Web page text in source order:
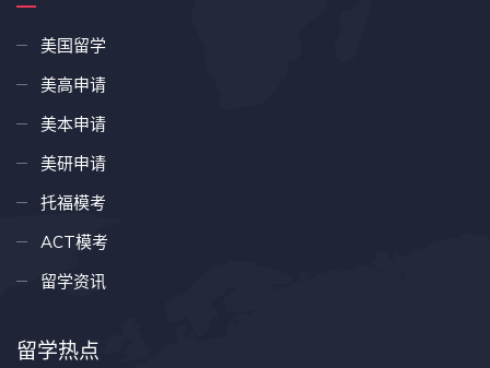
美国留学
美高申请
美本申请
美研申请
托福模考
ACT模考
留学资讯
留学热点